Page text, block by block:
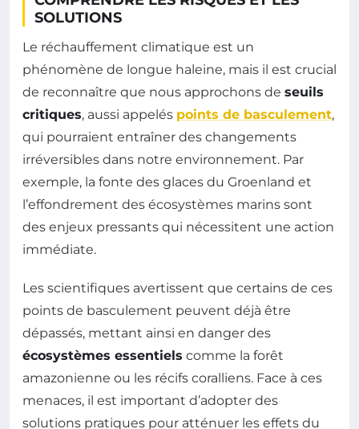
SOLUTIONS
Le réchauffement climatique est un
phénomène de longue haleine, mais il est crucial
de reconnaître que nous approchons de seuils
critiques, aussi appelés points de basculement,
qui pourraient entraîner des changements
irréversibles dans notre environnement. Par
exemple, la fonte des glaces du Groenland et
l’effondrement des écosystèmes marins sont
des enjeux pressants qui nécessitent une action
immédiate.
Les scientifiques avertissent que certains de ces
points de basculement peuvent déjà être
dépassés, mettant ainsi en danger des
écosystèmes essentiels comme la forêt
amazonienne ou les récifs coralliens. Face à ces
menaces, il est important d’adopter des
solutions pratiques pour atténuer les effets du